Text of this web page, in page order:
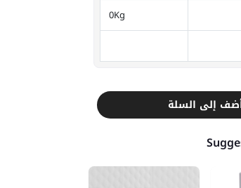
0Kg
إلى السلة